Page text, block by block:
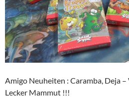
Amigo Neuheiten : Caramba, Deja –
Lecker Mammut !!!